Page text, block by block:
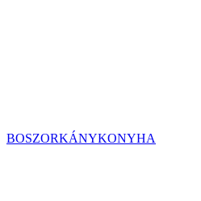
BOSZORKÁNYKONYHA